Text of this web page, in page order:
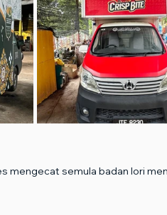
mengecat semula badan lori